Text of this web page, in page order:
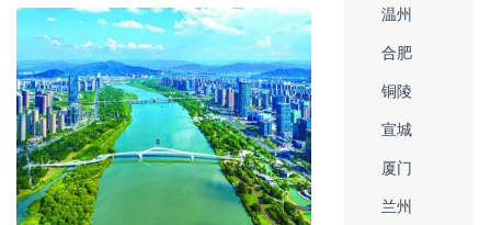
温州
合肥
铜陵
宣城
厦门
兰州